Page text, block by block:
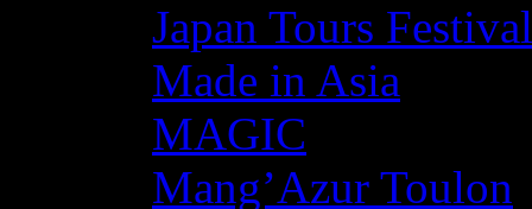
Japan Tours Festival
Made in Asia
MAGIC
Mang’Azur Toulon